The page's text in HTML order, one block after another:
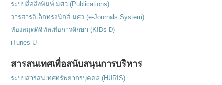
ระบบสื่อสิ่งพิมพ์ มศว (Publications)
วารสารอิเล็กทรอนิกส์ มศว (e-Journals System)
ห้องสมุดดิจิทัลเพื่อการศึกษา (KIDs-D)
iTunes U
สารสนเทศเพื่อสนับสนุนการบริหาร
ระบบสารสนเทศทรัพยากรบุคคล (HURIS)